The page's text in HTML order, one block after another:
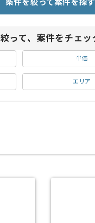
条件を絞って案件を探す
って、案件をチェッ
単価
エリア